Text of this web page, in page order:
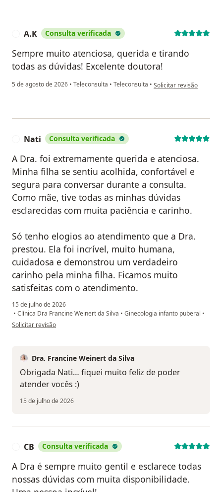
A.K Consulta verificada
Sempre muito atenciosa, querida e tirando
todas as dúvidas! Excelente doutora!
5 de agosto de 2026 • Teleconsulta • Teleconsulta • na opinião do utilizador
Solicitar revisão
Nati Consulta verificada
A Dra. foi extremamente querida e atenciosa.
Minha filha se sentiu acolhida, confortável e
segura para conversar durante a consulta.
Como mãe, tive todas as minhas dúvidas
esclarecidas com muita paciência e carinho.
Só tenho elogios ao atendimento que a Dra.
prestou. Ela foi incrível, muito humana,
cuidadosa e demonstrou um verdadeiro
carinho pela minha filha. Ficamos muito
satisfeitas com o atendimento.
15 de julho de 2026
• Clínica Dra Francine Weinert da Silva • Ginecologia infanto puberal •
na opinião do utilizador Nati
Solicitar revisão
Dra. Francine Weinert da Silva
Obrigada Nati… fiquei muito feliz de poder
atender vocês :)
15 de julho de 2026
CB Consulta verificada
A Dra é sempre muito gentil e esclarece todas
nossas dúvidas com muita disponibilidade.